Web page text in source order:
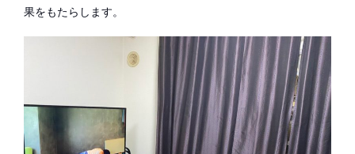
果をもたらします。